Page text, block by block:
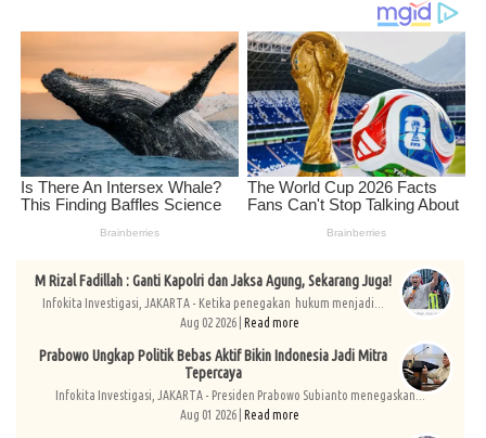
M Rizal Fadillah : Ganti Kapolri dan Jaksa Agung, Sekarang Juga!
Infokita Investigasi, JAKARTA - Ketika penegakan hukum menjadi...
Aug 02 2026 | Read more
Prabowo Ungkap Politik Bebas Aktif Bikin Indonesia Jadi Mitra
Tepercaya
Infokita Investigasi, JAKARTA - Presiden Prabowo Subianto menegaskan...
Aug 01 2026 | Read more